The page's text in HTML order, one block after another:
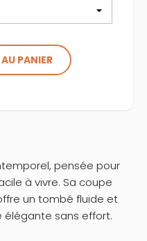
PANIER
pensée pour
à vivre. Sa coupe
un tombé fluide et
élégante sans effort.